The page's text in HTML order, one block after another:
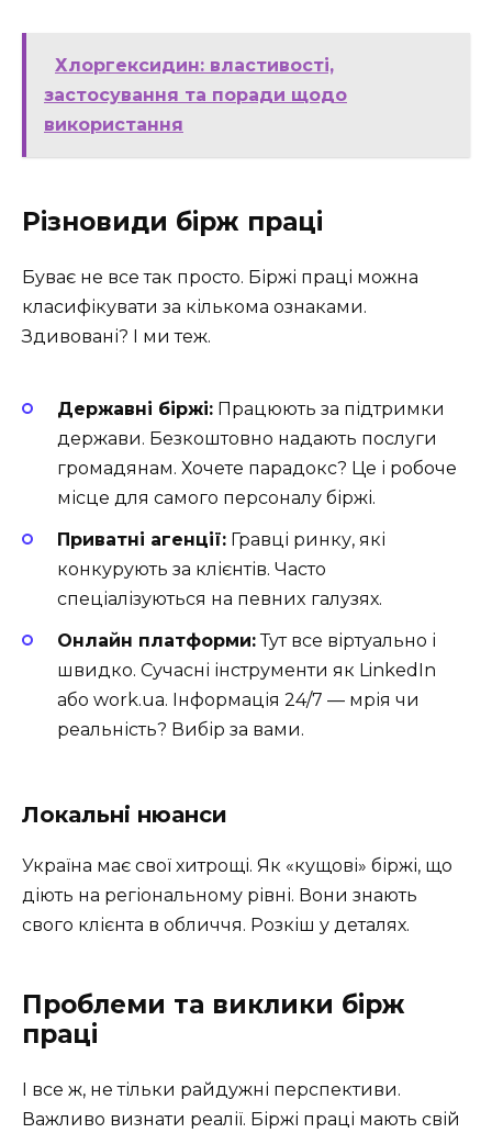
Хлоргексидин: властивості,
застосування та поради щодо
використання
Різновиди бірж праці
Буває не все так просто. Біржі праці можна
класифікувати за кількома ознаками.
Здивовані? І ми теж.
Державні біржі: Працюють за підтримки
держави. Безкоштовно надають послуги
громадянам. Хочете парадокс? Це і робоче
місце для самого персоналу біржі.
Приватні агенції: Гравці ринку, які
конкурують за клієнтів. Часто
спеціалізуються на певниx галузях.
Онлайн платформи:Тут все віртуально і
швидко. Сучасні інструменти як LinkedIn
або work.ua. Інформація 24/7 — мрія чи
реальність? Вибір за вами.
Локальні нюанси
Україна має свої хитрощі. Як «кущові» біржі, що
діють на регіональному рівні. Вони знають
свого клієнта в обличчя. Розкіш у деталях.
Проблеми та виклики бірж
праці
І все ж, не тільки райдужні перспективи.
Важливо визнати реалії. Біржі праці мають свій